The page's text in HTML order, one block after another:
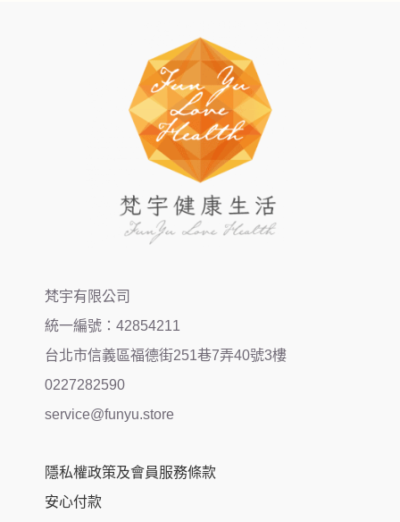
梵宇有限公司
統一編號：42854211
台北市信義區福德街251巷7弄40號3樓
0227282590
service@funyu.store
隱私權政策及會員服務條款
安心付款